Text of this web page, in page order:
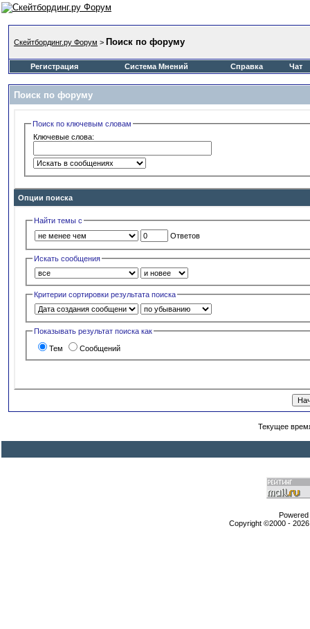
Скейтбординг.ру Форум > Поиск по форуму
Регистрация Система Мнений Справка Чат
Поиск по форуму
Поиск по ключевым словам
Ключевые слова:
Опции поиска
Найти темы с
Ответов
Искать сообщения
Критерии сортировки результата поиска
Показывать результат поиска как
Тем Сообщений
Текущее
Copyright ©2000 -